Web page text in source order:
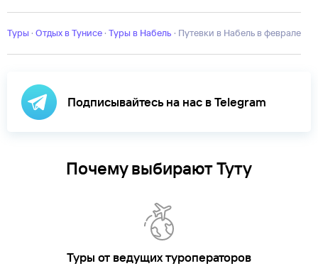
Туры · Отдых в Тунисе · Туры в Набель · Путевки в Набель в феврале
Подписывайтесь на нас в Telegram
Почему выбирают Туту
Туры от ведущих туроператоров